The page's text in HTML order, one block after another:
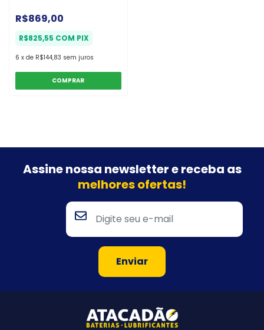
R$869,00
R$825,55 COM PIX
6 x de R$144,83 sem juros
COMPRAR
Assine nossa newsletter ereceba as
melhores ofertas!